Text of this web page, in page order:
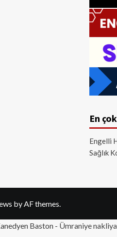
En
Engelli
Sağlık
by AF themes.
Baston - Ümraniye